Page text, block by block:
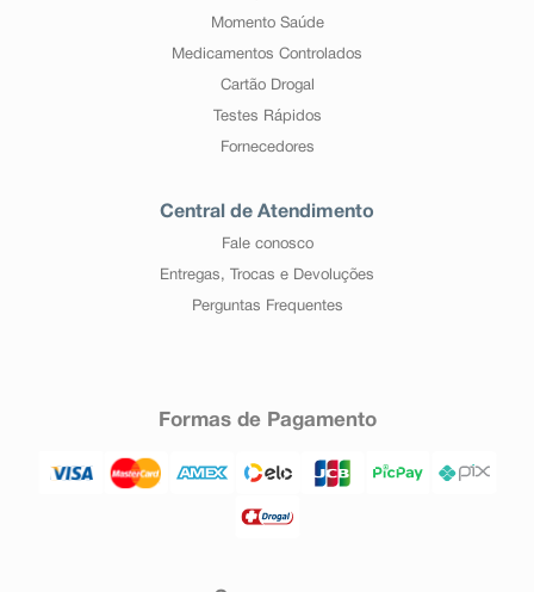
Momento Saúde
Medicamentos Controlados
Cartão Drogal
Testes Rápidos
Fornecedores
Central de Atendimento
Fale conosco
Entregas, Trocas e Devoluções
Perguntas Frequentes
Formas de Pagamento